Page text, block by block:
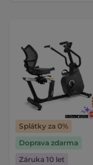
Splátky za 0%
Doprava zdarma
Záruka 10 let